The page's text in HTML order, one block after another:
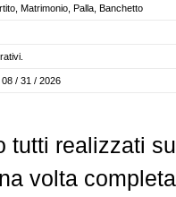
Matrimonio, Palla, Banchetto
/ 31 / 2026
tutti realizzati
volta